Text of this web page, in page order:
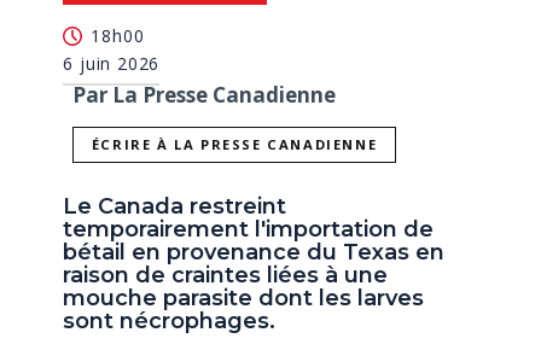
18h00
6 juin 2026
Par La Presse Canadienne
ÉCRIRE À LA PRESSE CANADIENNE
Le Canada restreint
temporairement l'importation de
bétail en provenance du Texas en
raison de craintes liées à une
mouche parasite dont les larves
sont nécrophages.